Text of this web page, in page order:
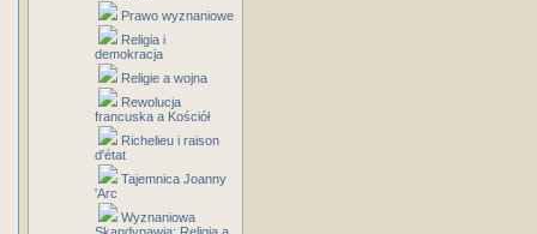
Prawo wyznaniowe
Religia i
demokracja
Religie a wojna
Rewolucja
francuska a Kościół
Richelieu i raison
d'état
Tajemnica Joanny
'Arc
Wyznaniowa